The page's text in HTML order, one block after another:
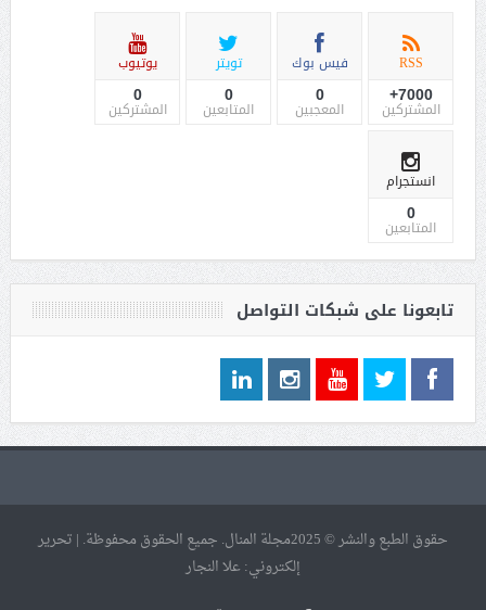
RSS
7000+
المشتركين
فيس بوك
0
المعجبين
تويتر
0
المتابعين
يوتيوب
0
المشتركين
انستجرام
0
المتابعين
تابعونا على شبكات التواصل
حقوق الطبع والنشر © 2025مجلة المنال. جميع الحقوق محفوظة. | تحرير
إلكتروني: علا النجار